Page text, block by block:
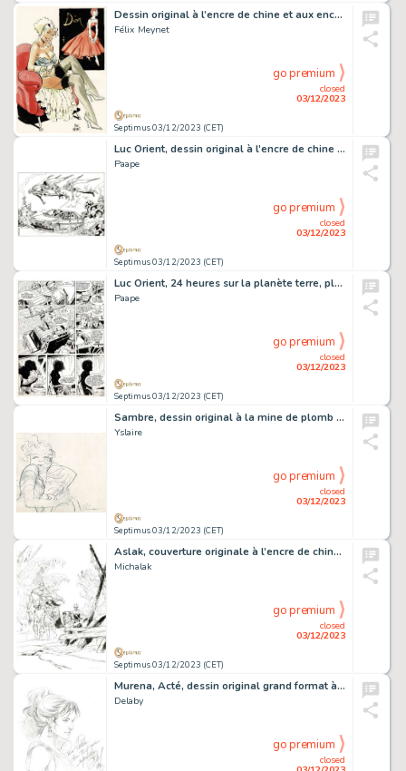
Dessin original à l’encre de chine et aux encres de couleurs.
Félix Meynet
Septimus 03/12/2023 (CET)
closed
03/12/2023
go premium
Luc Orient, dessin original à l’encre de chine publié dans le calendrier Citroën de 1989.
Paape
Septimus 03/12/2023 (CET)
closed
03/12/2023
go premium
Luc Orient, 24 heures sur la planète terre, planche originale à l’encre de chine.
Paape
Septimus 03/12/2023 (CET)
closed
03/12/2023
go premium
Sambre, dessin original à la mine de plomb et à l’aquarelle.
Yslaire
Septimus 03/12/2023 (CET)
closed
03/12/2023
go premium
Aslak, couverture originale à l’encre de chine réalisée pour le tirage de luxe du tome 4.
Michalak
Septimus 03/12/2023 (CET)
closed
03/12/2023
go premium
Murena, Acté, dessin original grand format à la mine de plomb, dédicacé.
Delaby
closed
go premium